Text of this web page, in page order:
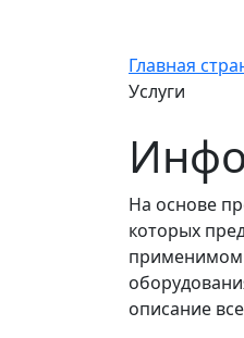
Главная
Услуги
На основе
которых
применимом
описание